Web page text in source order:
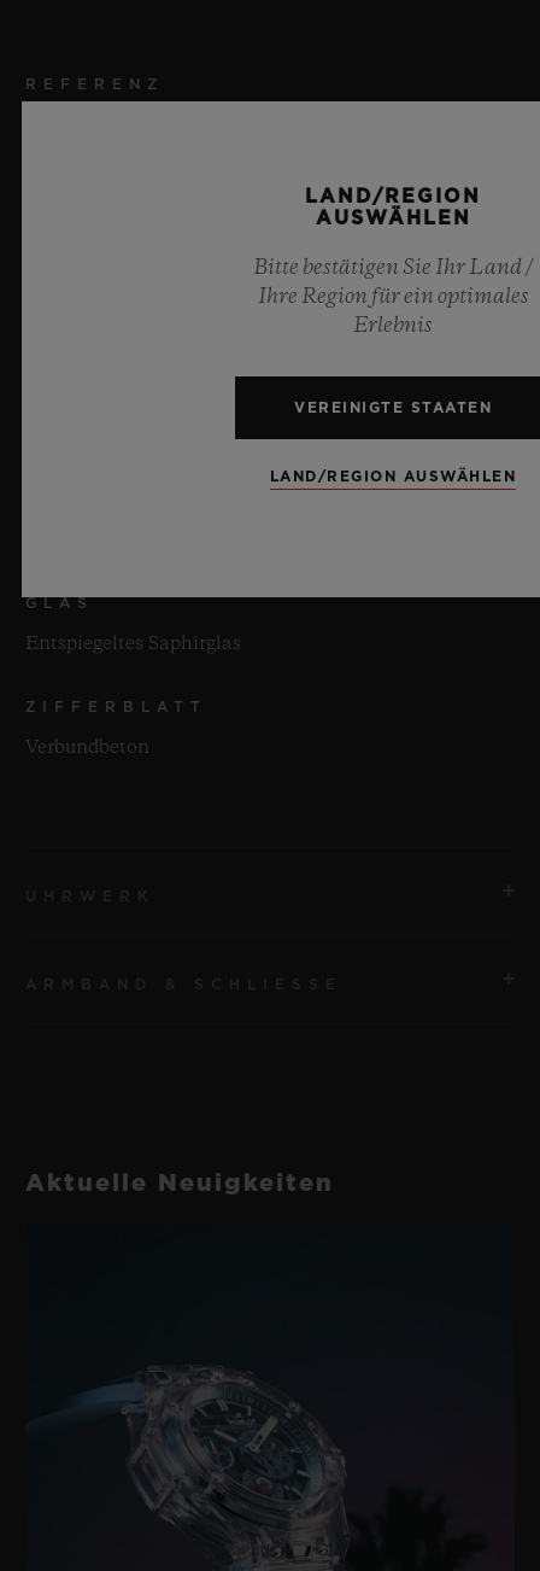
REFERENZ
GLAS
Entspiegeltes Saphirglas
ZIFFERBLATT
Verbundbeton
Aktuelle Neuigkeiten
LAND/REGION
AUSWÄHLEN
Bitte bestätigen Sie Ihr Land /
Ihre Region für ein optimales
Erlebnis
VEREINIGTE STAATEN
LAND/REGION AUSWÄHLEN